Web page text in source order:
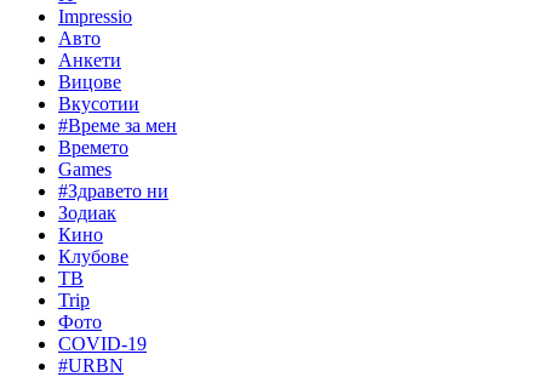
Impressio
Авто
Анкети
Вицове
Вкусотии
#Време за мен
Времето
Games
#Здравето ни
Зодиак
Кино
Клубове
ТВ
Trip
Фото
COVID-19
#URBN